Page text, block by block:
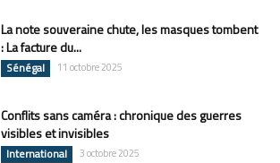
La note souveraine chute, les masques tombent
: La facture du...
Sénégal 11 octobre 2025
Conflits sans caméra : chronique des guerres
visibles et invisibles
International 3 octobre 2025